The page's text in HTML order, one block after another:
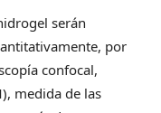
serán
por
confocal,
medida de las